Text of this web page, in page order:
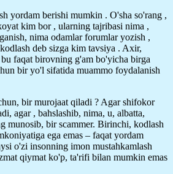
yordam berishi mumkin . O'sha so'rang ,
kim bor , ularning tajribasi nima ,
nima odamlar forumlar yozish ,
deb sizga kim tavsiya . Axir,
faqat birovning g'am bo'yicha birga
bir yo'l sifatida muammo foydalanish
bir murojaat qiladi ? Agar shifokor
agar , bahslashib, nima, u, albatta,
munosib, bir scammer. Birinchi, kodlash
ega emas – faqat yordam
o'zi insonning imon mustahkamlash
qiymat ko'p, ta'rifi bilan mumkin emas